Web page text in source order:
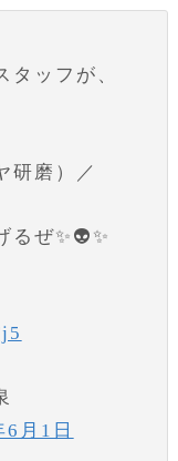
タッフが、
研磨）／
るぜ✨👽✨
月1日